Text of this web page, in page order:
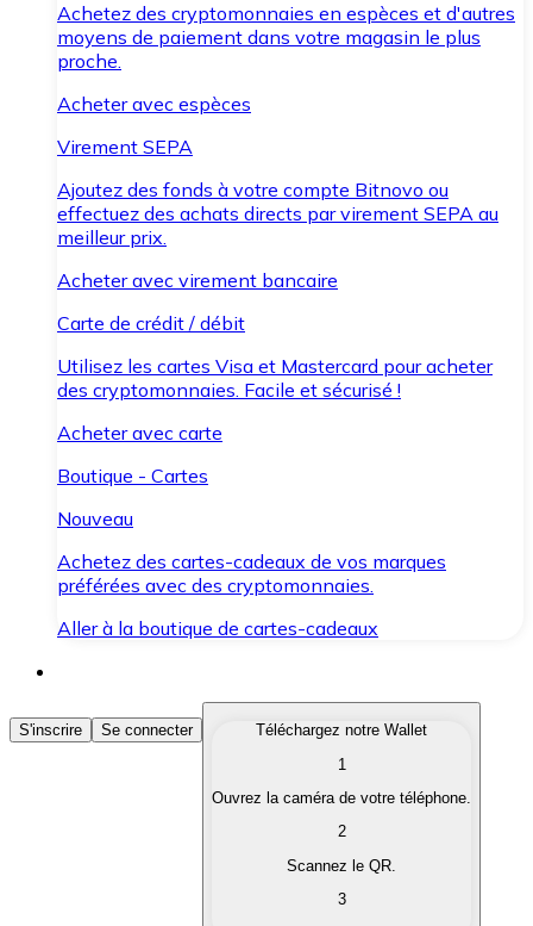
Achetez des cryptomonnaies en espèces et d'autres
moyens de paiement dans votre magasin le plus
proche.
Acheter avec espèces
Virement SEPA
Ajoutez des fonds à votre compte Bitnovo ou
effectuez des achats directs par virement SEPA au
meilleur prix.
Acheter avec virement bancaire
Carte de crédit / débit
Utilisez les cartes Visa et Mastercard pour acheter
des cryptomonnaies. Facile et sécurisé !
Acheter avec carte
Boutique - Cartes
Nouveau
Achetez des cartes-cadeaux de vos marques
préférées avec des cryptomonnaies.
Aller à la boutique de cartes-cadeaux
Acheter des Cryptomonnaies
Achetez les cryptomonnaies qui vous intéressent
Convertissez vos cryptomonnaies en monnaie
S'inscrire Se connecter
Téléchargez notre Wallet
1
Ouvrez la caméra de votre téléphone.
2
Scannez le QR.
3